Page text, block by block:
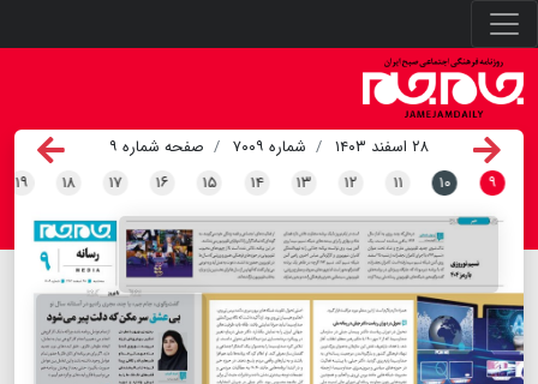
۲۸ اسفند ۱۴۰۳ شماره ۷۰۰۹
صفحه شماره ۹
۹ ۱۰ ۱۱ ۱۲ ۱۳ ۱۴ ۱۵ ۱۶ ۱۷ ۱۸ ۱۹